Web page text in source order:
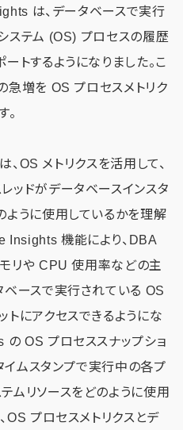
は、データベースで実行
ステム (OS) プロセスの履歴
トするようになりました。こ
急増を OS プロセスメトリク
。
OS メトリクスを活用して、
ッドがデータベースインスタ
ように使用しているかを理解
Insights 機能により、DBA
リや CPU 使用率などの主
ベースで実行されている OS
トにアクセスできるようにな
OS プロセススナップショ
イムスタンプで実行中の各プ
ムリソースをどのように使用
OS プロセスメトリクスとデ